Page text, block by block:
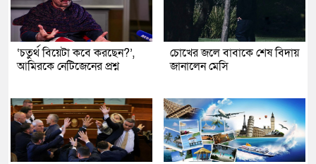
‘চতুর্থ বিয়েটা কবে করছেন?’,
আমিরকে নেটিজেনের প্রশ্ন
চোখের জলে বাবাকে শেষ বিদায়
জানালেন মেসি